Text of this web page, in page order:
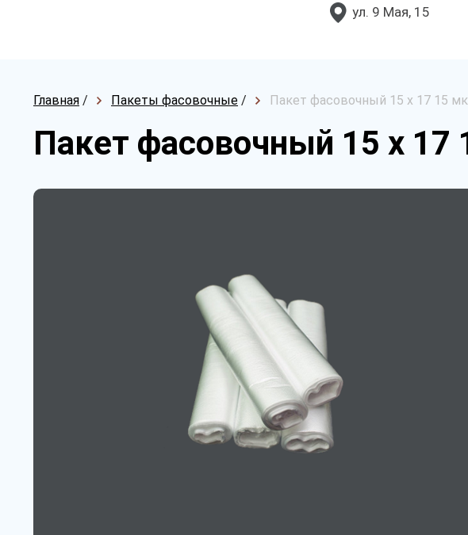
ул. 9 Мая, 15
Главная / Пакеты фасовочные / Пакет фасовочный 15 х 17 15
Пакет фасовочный 15 х 17